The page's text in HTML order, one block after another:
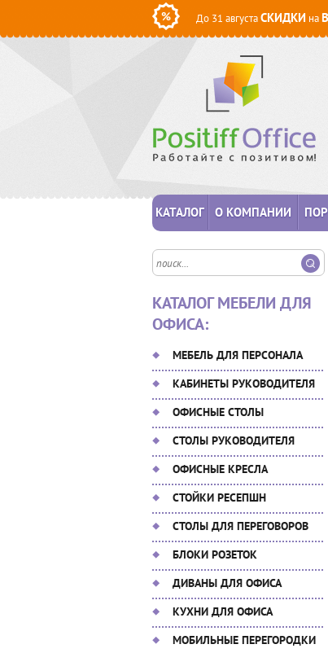
До 31 августаСКИДКИ на
КАТАЛОГ О КОМПАНИИ
КАТАЛОГ МЕБЕЛИ ДЛЯ
ОФИСА:
МЕБЕЛЬ ДЛЯ ПЕРСОНАЛА
КАБИНЕТЫ РУКОВОДИТЕЛЯ
ОФИСНЫЕ СТОЛЫ
СТОЛЫ РУКОВОДИТЕЛЯ
ОФИСНЫЕ КРЕСЛА
СТОЙКИ РЕСЕПШН
СТОЛЫ ДЛЯ ПЕРЕГОВОРОВ
БЛОКИ РОЗЕТОК
ДИВАНЫ ДЛЯ ОФИСА
КУХНИ ДЛЯ ОФИСА
МОБИЛЬНЫЕ ПЕРЕГОРОДКИ